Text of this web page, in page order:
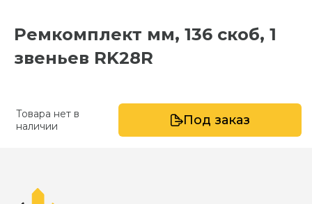
Ремкомплект мм, 136 скоб, 1
звеньев RK28R
Товара нет в
наличии
Под заказ